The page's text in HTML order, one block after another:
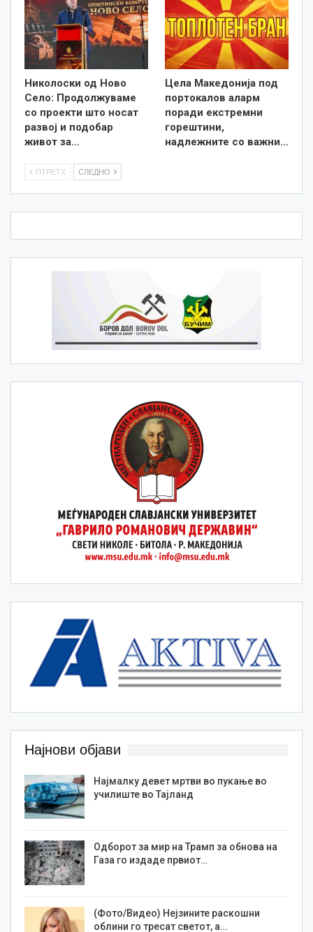
Николоски од Ново
Село: Продолжуваме
со проекти што носат
развој и подобар
живот за…
Цела Македонија под
портокалов аларм
поради екстремни
горештини,
надлежните со важни…
ПТРЕТХ СЛЕДНО
Најнови објави
Најмалку девет мртви во пукање во
училиште во Тајланд
Одборот за мир на Трамп за обнова на
Газа го издаде првиот…
(Фото/Видео) Нејзините раскошни
облини го тресат светот, а…